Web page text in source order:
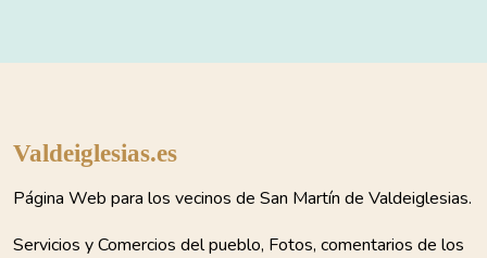
Valdeiglesias.es
Página Web para los vecinos de San Martín de Valdeiglesias.
Servicios y Comercios del pueblo, Fotos, comentarios de los